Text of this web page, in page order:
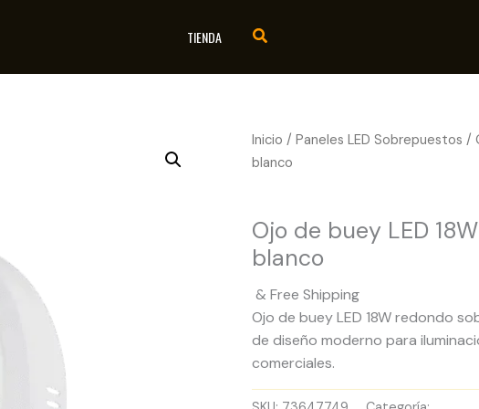
TIENDA
Inicio /Paneles LED Sobrepuestos /
blanco
Ojo de buey LED
blanco
& Free Shipping
Ojo de buey LED 18W redondo
de diseño moderno para
comerciales.